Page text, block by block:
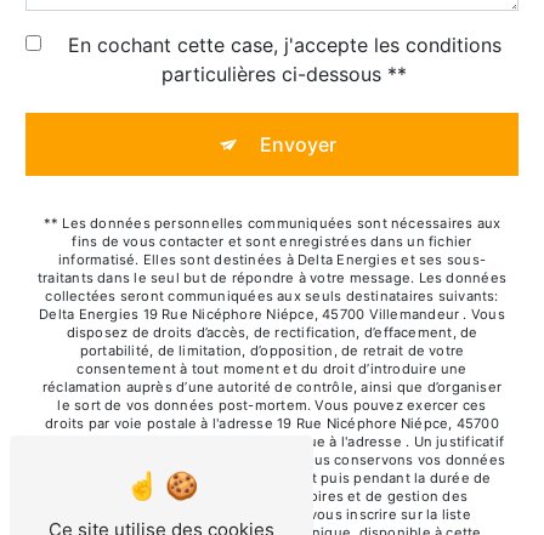
En cochant cette case, j'accepte les conditions
particulières ci-dessous **
Envoyer
** Les données personnelles communiquées sont nécessaires aux
fins de vous contacter et sont enregistrées dans un fichier
informatisé. Elles sont destinées à Delta Energies et ses sous-
traitants dans le seul but de répondre à votre message. Les données
collectées seront communiquées aux seuls destinataires suivants:
Delta Energies 19 Rue Nicéphore Niépce, 45700 Villemandeur . Vous
disposez de droits d’accès, de rectification, d’effacement, de
portabilité, de limitation, d’opposition, de retrait de votre
consentement à tout moment et du droit d’introduire une
réclamation auprès d’une autorité de contrôle, ainsi que d’organiser
le sort de vos données post-mortem. Vous pouvez exercer ces
droits par voie postale à l'adresse 19 Rue Nicéphore Niépce, 45700
Villemandeur ou par courrier électronique à l'adresse . Un justificatif
d'identité pourra vous être demandé. Nous conservons vos données
pendant la période de prise de contact puis pendant la durée de
prescription légale aux fins probatoires et de gestion des
contentieux. Vous avez le droit de vous inscrire sur la liste
Ce site utilise des cookies